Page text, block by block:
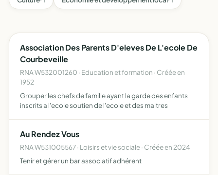
Association Des Parents D'eleves De L'ecole De
Courbeveille
RNA W532001260 · Education et formation · Créée en
1952
Grouper les chefs de famille ayant la garde des enfants
inscrits a l'ecole soutien de l'ecole et des maitres
Au Rendez Vous
RNA W531005567 · Loisirs et vie sociale · Créée en 2024
Tenir et gérer un bar associatif adhérent